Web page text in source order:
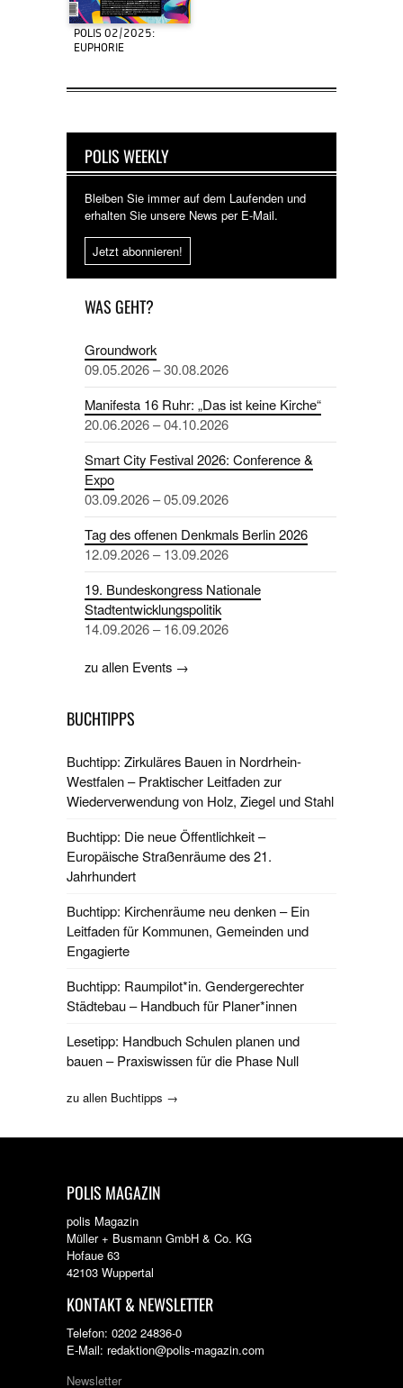
POLIS 02/2025:
EUPHORIE
POLIS WEEKLY
Bleiben Sie immer auf dem Laufenden und
erhalten Sie unsere News per E-Mail.
Jetzt abonnieren!
WAS GEHT?
Groundwork
09.05.2026 – 30.08.2026
Manifesta 16 Ruhr: „Das ist keine Kirche“
20.06.2026 – 04.10.2026
Smart City Festival 2026: Conference &
Expo
03.09.2026 – 05.09.2026
Tag des offenen Denkmals Berlin 2026
12.09.2026 – 13.09.2026
19. Bundeskongress Nationale
Stadtentwicklungspolitik
14.09.2026 – 16.09.2026
zu allen Events →
BUCHTIPPS
Buchtipp: Zirkuläres Bauen in Nordrhein-
Westfalen – Praktischer Leitfaden zur
Wiederverwendung von Holz, Ziegel und Stahl
Buchtipp: Die neue Öffentlichkeit –
Europäische Straßenräume des 21.
Jahrhundert
Buchtipp: Kirchenräume neu denken – Ein
Leitfaden für Kommunen, Gemeinden und
Engagierte
Buchtipp: Raumpilot*in. Gendergerechter
Städtebau – Handbuch für Planer*innen
Lesetipp: Handbuch Schulen planen und
bauen – Praxiswissen für die Phase Null
zu allen Buchtipps →
POLIS MAGAZIN
polis Magazin
Müller + Busmann GmbH & Co. KG
Hofaue 63
42103 Wuppertal
KONTAKT & NEWSLETTER
Telefon: 0202 24836-0
E-Mail: redaktion@polis-magazin.com
Newsletter